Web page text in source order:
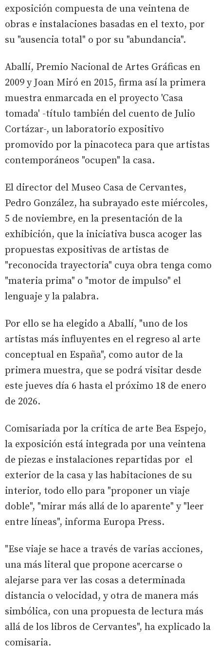
exposición compuesta de una veintena de
obras e instalaciones basadas en el texto, por
su "ausencia total" o por su "abundancia".
Aballí, Premio Nacional de Artes Gráficas en
2009 y Joan Miró en 2015, firma así la primera
muestra enmarcada en el proyecto 'Casa
tomada' -título también del cuento de Julio
Cortázar-, un laboratorio expositivo
promovido por la pinacoteca para que artistas
contemporáneos "ocupen" la casa.
El director del Museo Casa de Cervantes,
Pedro González, ha subrayado este miércoles,
5 de noviembre, en la presentación de la
exhibición, que la iniciativa busca acoger las
propuestas expositivas de artistas de
"reconocida trayectoria" cuya obra tenga como
"materia prima" o "motor de impulso" el
lenguaje y la palabra.
Por ello se ha elegido a Aballí, "uno de los
artistas más influyentes en el regreso al arte
conceptual en España", como autor de la
primera muestra, que se podrá visitar desde
este jueves día 6 hasta el próximo 18 de enero
de 2026.
Comisariada por la crítica de arte Bea Espejo,
la exposición está integrada por una veintena
de piezas e instalaciones repartidas por el
exterior de la casa y las habitaciones de su
interior, todo ello para "proponer un viaje
doble", "mirar más allá de lo aparente" y "leer
entre líneas", informa Europa Press.
"Ese viaje se hace a través de varias acciones,
una más literal que propone acercarse o
alejarse para ver las cosas a determinada
distancia o velocidad, y otra de manera más
simbólica, con una propuesta de lectura más
allá de los libros de Cervantes", ha explicado la
comisaria.